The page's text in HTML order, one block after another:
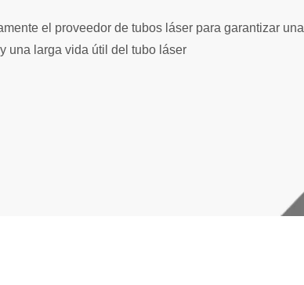
el proveedor de tubos láser para garantizar una
una larga vida útil del tubo láser